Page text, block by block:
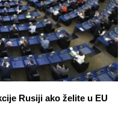
Rusiji ako želite u EU